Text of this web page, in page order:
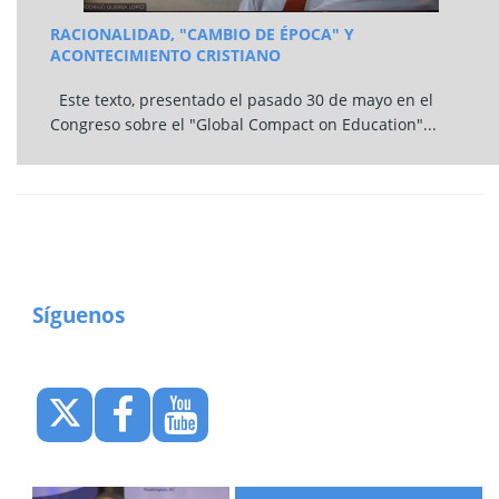
RACIONALIDAD, "CAMBIO DE ÉPOCA" Y
ACONTECIMIENTO CRISTIANO
Este texto, presentado el pasado 30 de mayo en el
Congreso sobre el "Global Compact on Education"...
Síguenos